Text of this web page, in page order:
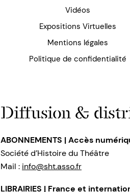
Vidéos
Expositions Virtuelles
Mentions légales
Politique de confidentialité
Diffusion &
ABONNEMENTS | Accès
Société d’Histoire du Théâtre
Mail : info@sht.asso.fr
LIBRAIRIES | France et